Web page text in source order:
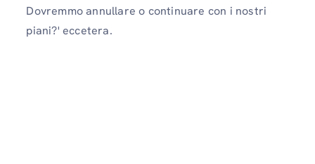
Dovremmo annullare o continuare con i nostri
piani?' eccetera.